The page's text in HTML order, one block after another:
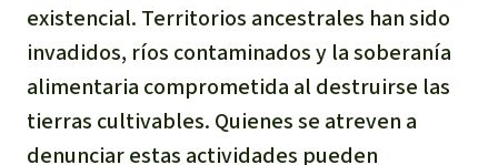
existencial. Territorios ancestrales han sido
invadidos, ríos contaminados y la soberanía
alimentaria comprometida al destruirse las
tierras cultivables. Quienes se atreven a
denunciar estas actividades pueden